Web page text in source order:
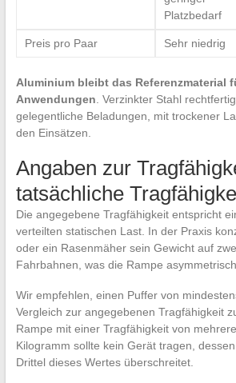
Platzbedarf
Preis pro Paar Sehr niedrig
Aluminium bleibt das Referenzmaterial
Anwendungen. Verzinkter Stahl
gelegentliche Beladungen, mit trockener
den Einsätzen.
Angaben zur
tatsächliche
Die angegebene Tragfähigkeit entspricht
verteilten statischen Last. In der Praxis
oder ein Rasenmäher sein Gewicht auf
Fahrbahnen, was die Rampe
Wir empfehlen, einen Puffer von
Vergleich zur angegebenen Tragfähigkeit
Rampe mit einer Tragfähigkeit von
Kilogramm sollte kein Gerät tragen,
Drittel dieses Wertes überschreitet.